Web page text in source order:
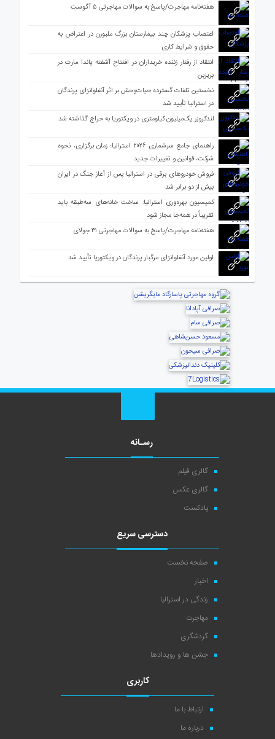
هفته‌نامه مهاجرت/پاسخ به سوالات مهاجرتی ۵ آگوست
اعتصاب پزشکان چند بیمارستان بزرگ ملبورن در اعتراض به
حقوق و شرایط کاری
انتقاد از رفتار زننده خریداران در افتتاح آشفته پاندا مارت در
بریزبن
نخستین تلفات گسترده حیات‌وحش بر اثر آنفلوانزای پرندگان
در استرالیا تأیید شد
لندکروزر یک‌میلیون کیلومتری در ویکتوریا به حراج گذاشته شد
راهنمای جامع سرشماری ۲۰۲۶ استرالیا؛ زمان برگزاری، نحوه
شرکت، قوانین و تغییرات جدید
فروش خودروهای برقی در استرالیا پس از آغاز جنگ در ایران
بیش از دو برابر شد
کمیسیون بهره‌وری استرالیا: ساخت خانه‌های سه‌طبقه باید
تقریباً در همه‌جا مجاز شود
هفته‌نامه مهاجرت/پاسخ به سوالات مهاجرتی ۳۱ جولای
اولین مورد آنفلوانزای مرگبار پرندگان در ویکتوریا تأیید شد
رسـانه
گالری فیلم
گالری عکس
پادکست
دسترسی سریع
صفحه نخست
اخبار
زندگی در استرالیا
مهاجرت
گردشگری
جشن ها و رویدادها
کاربری
ارتباط با ما
درباره ما